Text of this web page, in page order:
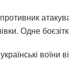
Одне
воїни